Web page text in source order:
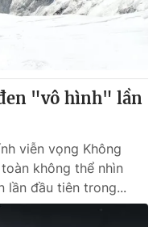
"vô hình" lần
viễn vọng Không
không thể nhìn
lần đầu tiên trong...